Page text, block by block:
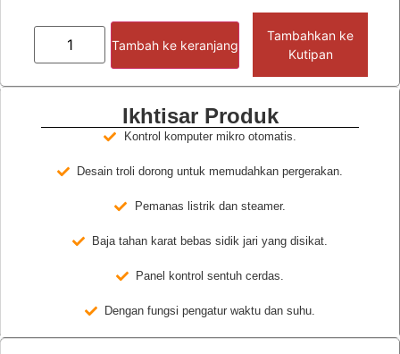
Tambah ke keranjang
Tambahkan ke
Kutipan
Ikhtisar Produk
Kontrol komputer mikro otomatis.
Desain troli dorong untuk memudahkan pergerakan.
Pemanas listrik dan steamer.
Baja tahan karat bebas sidik jari yang disikat.
Panel kontrol sentuh cerdas.
Dengan fungsi pengatur waktu dan suhu.